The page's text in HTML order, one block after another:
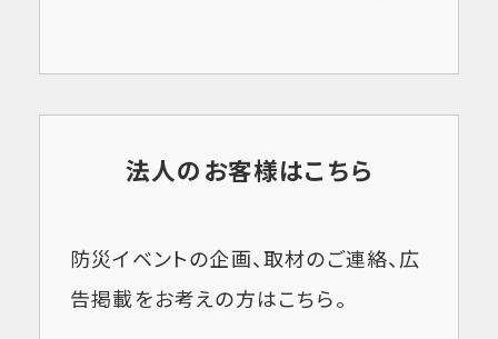
法人のお客様はこちら
防災イベントの企画、取材のご連絡、広
告掲載をお考えの方はこちら。